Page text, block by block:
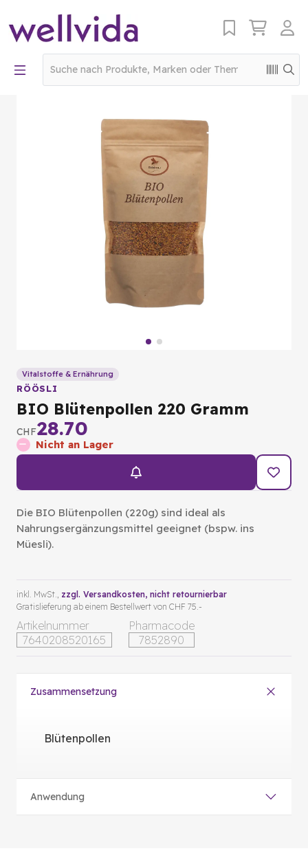
Vitalstoffe & Ernährung
RÖÖSLI
BIO Blütenpollen 220 Gramm
CHF28.70
Nicht an Lager
Die BIO Blütenpollen (220g) sind ideal als
Nahrungsergänzungsmittel geeignet (bspw. ins
Müesli).
Artikelnummer
7640208520165
Pharmacode
7852890
inkl. MwSt., zzgl. Versandkosten, nicht retournierbar
Gratislieferung ab einem Bestellwert von CHF 75.-
Zusammensetzung
Blütenpollen
Anwendung